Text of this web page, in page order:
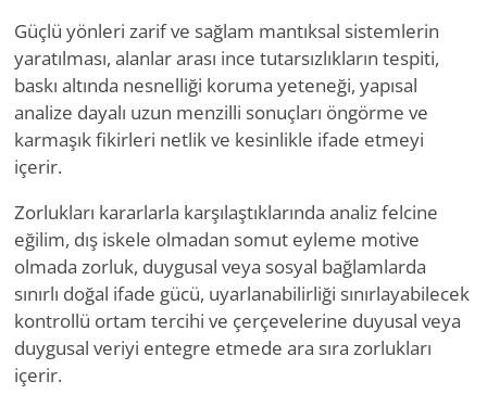
Güçlü yönleri zarif ve sağlam mantıksal sistemlerin
yaratılması, alanlar arası ince tutarsızlıkların tespiti,
baskı altında nesnelliği koruma yeteneği, yapısal
analize dayalı uzun menzilli sonuçları öngörme ve
karmaşık fikirleri netlik ve kesinlikle ifade etmeyi
içerir.
Zorlukları kararlarla karşılaştıklarında analiz felcine
eğilim, dış iskele olmadan somut eyleme motive
olmada zorluk, duygusal veya sosyal bağlamlarda
sınırlı doğal ifade gücü, uyarlanabilirliği sınırlayabilecek
kontrollü ortam tercihi ve çerçevelerine duyusal veya
duygusal veriyi entegre etmede ara sıra zorlukları
içerir.